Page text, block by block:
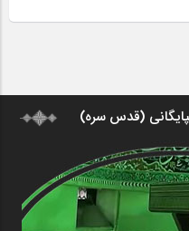
(قدس سره)